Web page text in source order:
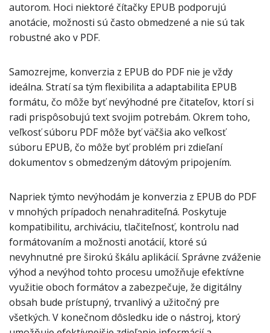
autorom. Hoci niektoré čítačky EPUB podporujú
anotácie, možnosti sú často obmedzené a nie sú tak
robustné ako v PDF.
Samozrejme, konverzia z EPUB do PDF nie je vždy
ideálna. Stratí sa tým flexibilita a adaptabilita EPUB
formátu, čo môže byť nevýhodné pre čitateľov, ktorí si
radi prispôsobujú text svojim potrebám. Okrem toho,
veľkosť súboru PDF môže byť väčšia ako veľkosť
súboru EPUB, čo môže byť problém pri zdieľaní
dokumentov s obmedzeným dátovým pripojením.
Napriek týmto nevýhodám je konverzia z EPUB do PDF
v mnohých prípadoch nenahraditeľná. Poskytuje
kompatibilitu, archiváciu, tlačiteľnosť, kontrolu nad
formátovaním a možnosti anotácií, ktoré sú
nevyhnutné pre širokú škálu aplikácií. Správne zváženie
výhod a nevýhod tohto procesu umožňuje efektívne
využitie oboch formátov a zabezpečuje, že digitálny
obsah bude prístupný, trvanlivý a užitočný pre
všetkých. V konečnom dôsledku ide o nástroj, ktorý